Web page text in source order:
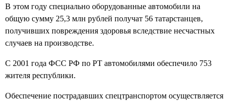
В этом году специально оборудованные автомобили на
общую сумму 25,3 млн рублей получат 56 татарстанцев,
получивших повреждения здоровья вследствие несчастных
случаев на производстве.
С 2001 года ФСС РФ по РТ автомобилями обеспечило 753
жителя республики.
Обеспечение пострадавших спецтранспортом осуществляется